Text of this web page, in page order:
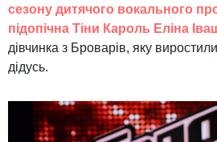
сезону дитячого вокального
підопічна Тіни Кароль Еліна
дівчинка з Броварів, яку
дідусь.